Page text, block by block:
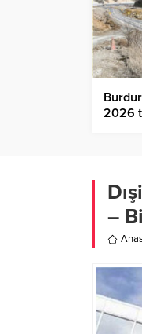
2026
–